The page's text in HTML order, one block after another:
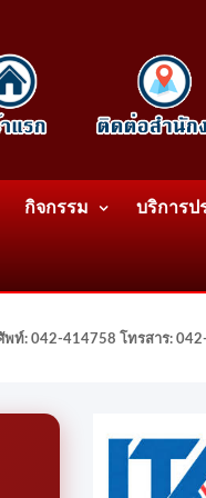
กิจกรรม บริการป
: 042-414758 โทรสาร: 042-